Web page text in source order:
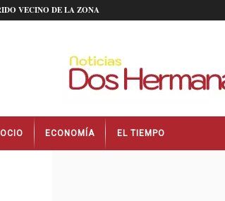
VECINO DE LA ZONA
OCIO ECONOMÍA EL TIEMPO